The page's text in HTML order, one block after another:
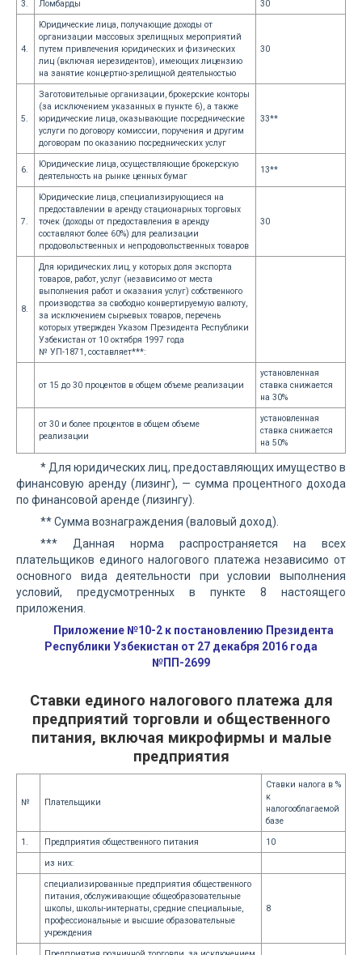
3. Ломбарды 30
4.
Юридические лица, получающие доходы от
организации массовых зрелищных мероприятий
путем привлечения юридических и физических
лиц (включая нерезидентов), имеющих лицензию
на занятие концертно-зрелищной деятельностью
30
5.
Заготовительные организации, брокерские конторы
(за исключением указанных в пункте 6), а также
юридические лица, оказывающие посреднические
услуги по договору комиссии, поручения и другим
договорам по оказанию посреднических услуг
33**
6.
Юридические лица, осуществляющие брокерскую
деятельность на рынке ценных бумаг
13**
7.
Юридические лица, специализирующиеся на
предоставлении в аренду стационарных торговых
точек (доходы от предоставления в аренду
составляют более 60%) для реализации
продовольственных и непродовольственных товаров
30
8.
Для юридических лиц, у которых доля экспорта
товаров, работ, услуг (независимо от места
выполнения работ и оказания услуг) собственного
производства за свободно конвертируемую валюту,
за исключением сырьевых товаров, перечень
которых утвержден Указом Президента Республики
Узбекистан от 10 октября 1997 года
№ УП-1871, составляет***:
от 15 до 30 процентов в общем объеме реализации
установленная
ставка снижается
на 30%
от 30 и более процентов в общем объеме
реализации
установленная
ставка снижается
на 50%
* Для юридических лиц, предоставляющих имущество в
финансовую аренду (лизинг), — сумма процентного дохода
по финансовой аренде (лизингу).
** Сумма вознаграждения (валовый доход).
*** Данная норма распространяется на всех
плательщиков единого налогового платежа независимо от
основного вида деятельности при условии выполнения
условий, предусмотренных в пункте 8 настоящего
приложения.
Приложение №10-2 к постановлению Президента
Республики Узбекистан от 27 декабря 2016 года
№ПП-2699
Ставки единого налогового платежа для
предприятий торговли и общественного
питания, включая микрофирмы и малые
предприятия
№ Плательщики
Ставки налога в %
к
налогооблагаемой
базе
1.
Предприятия общественного питания
10
из них:
специализированные предприятия общественного
питания, обслуживающие общеобразовательные
школы, школы-интернаты, средние специальные,
профессиональные и высшие образовательные
учреждения
8